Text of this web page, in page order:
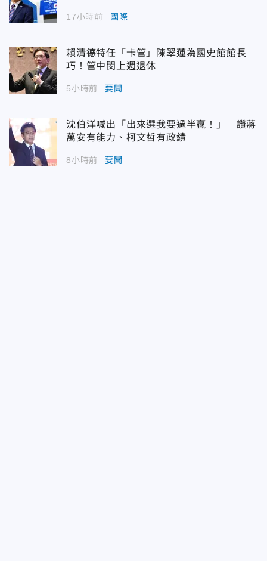
17小時前 國際
賴清德特任「卡管」陳翠蓮為國史館館長
巧！管中閔上週退休
5小時前 要聞
沈伯洋喊出「出來選我要過半贏！」 讚蔣
萬安有能力、柯文哲有政績
8小時前 要聞